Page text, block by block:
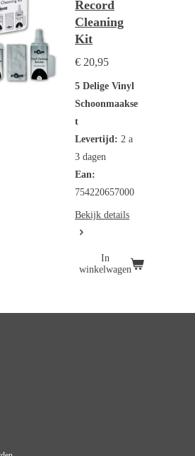
Record
Cleaning
Kit
€ 20,95
5 Delige Vinyl
Schoonmaakse
t
Levertijd: 2 a
3 dagen
Ean:
754220657000
Bekijk details
In
winkelwagen